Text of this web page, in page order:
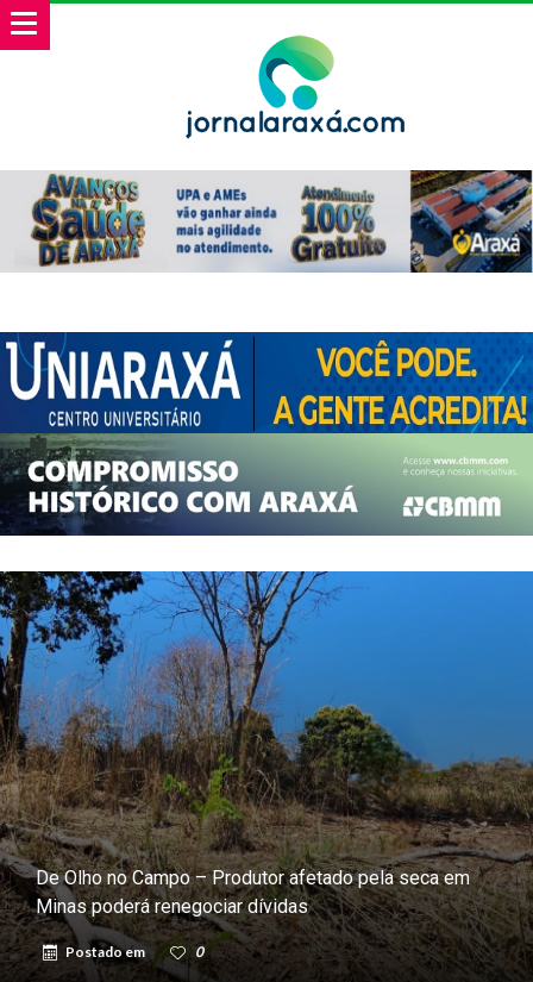
De Olho no Campo – Produtor afetado pela seca em
Minas poderá renegociar dívidas
Postado em 0